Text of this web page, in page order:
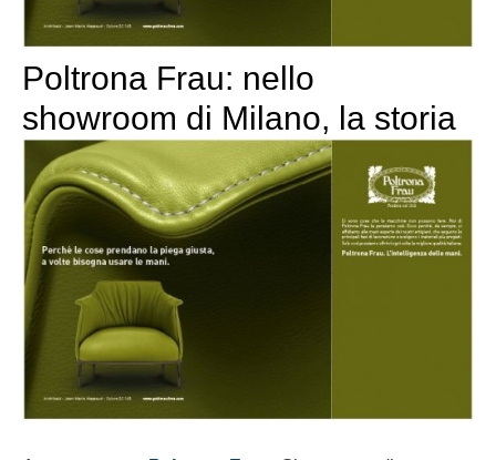
Poltrona Frau: nello
showroom di Milano, la storia